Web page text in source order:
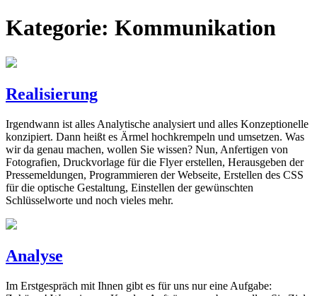
Kategorie: Kommunikation
Realisierung
Irgendwann ist alles Analytische analysiert und alles Konzeptionelle
konzipiert. Dann heißt es Ärmel hochkrempeln und umsetzen. Was
wir da genau machen, wollen Sie wissen? Nun, Anfertigen von
Fotografien, Druckvorlage für die Flyer erstellen, Herausgeben der
Pressemeldungen, Programmieren der Webseite, Erstellen des CSS
für die optische Gestaltung, Einstellen der gewünschten
Schlüsselworte und noch vieles mehr.
Analyse
Im Erstgespräch mit Ihnen gibt es für uns nur eine Aufgabe: